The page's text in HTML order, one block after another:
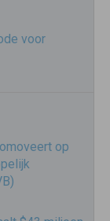
voor
op